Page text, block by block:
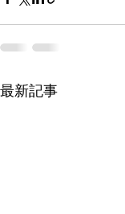
最新記事